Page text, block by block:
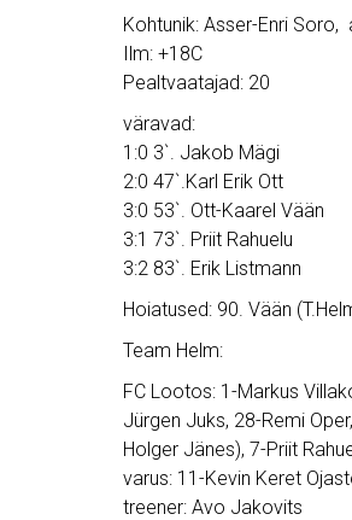
Kohtunik: Asser-Enri Soro,
Ilm: +18C
Pealtvaatajad: 20
väravad:
1:0 3`. Jakob Mägi
2:0 47`.Karl Erik Ott
3:0 53`. Ott-Kaarel Vään
3:1 73`. Priit Rahuelu
3:2 83`. Erik Listmann
Hoiatused: 90. Vään
Team Helm:
FC Lootos: 1-Markus
Jürgen Juks, 28-Remi
Holger Jänes), 7-Priit
varus: 11-Kevin Keret
treener: Avo Jakovits